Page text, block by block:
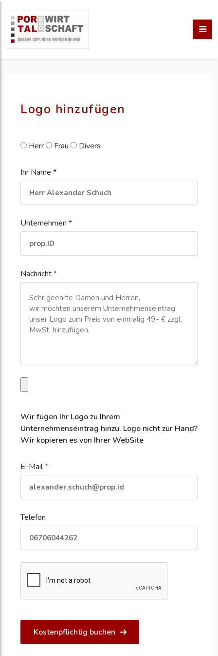
erstellen
Logo hinzufügen
Herr Frau Divers
Ihr Name *
Unternehmen *
Nachricht *
Wir fügen Ihr Logo zu Ihrem
Unternehmenseintrag hinzu. Logo nicht zur Hand?
Wir kopieren es von Ihrer WebSite
E-Mail *
Telefon
Kostenpflichtig buchen